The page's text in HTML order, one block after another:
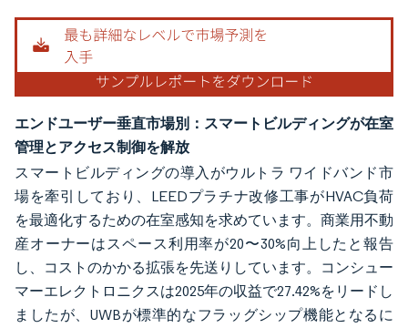
エンドユーザー垂直市場別：スマートビルディングが在室
管理とアクセス制御を解放
スマートビルディングの導入がウルトラ ワイドバンド市
場を牽引しており、LEEDプラチナ改修工事がHVAC負荷
を最適化するための在室感知を求めています。商業用不動
産オーナーはスペース利用率が20〜30%向上したと報告
し、コストのかかる拡張を先送りしています。コンシュー
マーエレクトロニクスは2025年の収益で27.42%をリードし
ましたが、UWBが標準的なフラッグシップ機能となるに